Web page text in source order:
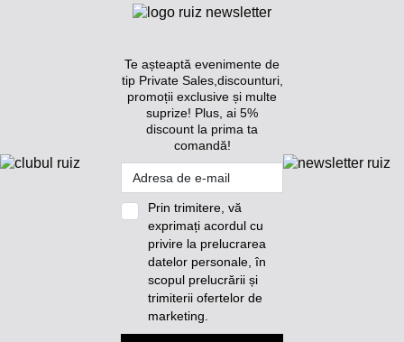
Te așteaptă evenimente de
tip Private Sales,discounturi,
promoții exclusive și multe
suprize! Plus, ai 5%
discount la prima ta
comandă!
Prin trimitere, vă
exprimați acordul cu
privire la prelucrarea
datelor personale, în
scopul prelucrării și
trimiterii ofertelor de
marketing.